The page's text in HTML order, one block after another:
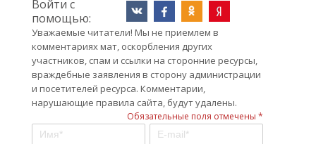
Войти с
помощью:
Уважаемые читатели! Мы не приемлем в
комментариях мат, оскорбления других
участников, спам и ссылки на сторонние ресурсы,
враждебные заявления в сторону администрации
и посетителей ресурса. Комментарии,
нарушающие правила сайта, будут удалены.
Обязательные поля отмечены *